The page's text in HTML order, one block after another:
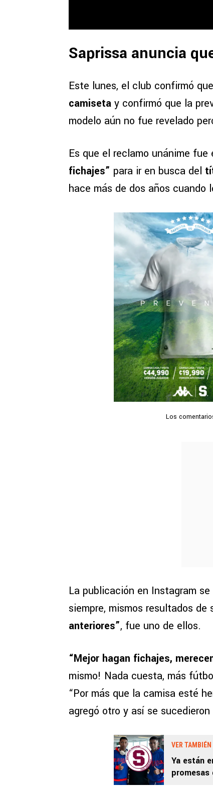
Saprissa anuncia
Este lunes, el club confirmó
camiseta y confirmó que la
modelo aún no fue revelado
Es que el reclamo unánime fue
fichajes” para ir en busca del
hace más de dos años cuando
Los
La publicación en Instagram
siempre, mismos resultados de
anteriores”, fue uno de ellos.
“Mejor hagan fichajes,
mismo! Nada cuesta, más
“Por más que la camisa esté
agregó otro y así se
VER TAMBIÉN
Ya están
promesas